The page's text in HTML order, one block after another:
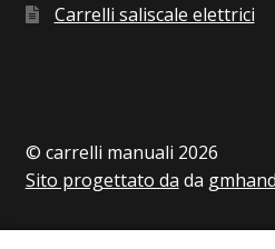
Carrelli saliscale elettrici
© carrelli manuali 2026
Sito progettato da da